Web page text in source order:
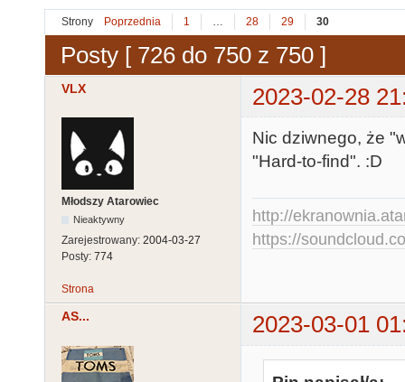
Strony Poprzednia 1 … 28 29 30
Posty [ 726 do 750 z 750 ]
VLX 2023-02-28
Młodszy Atarowiec
Nieaktywny
Zarejestrowany: 2004-03-27
Posty: 774
Nic dziwnego, że
"Hard-to-find". :D
http://
https://
Strona
AS... 2023-03-01